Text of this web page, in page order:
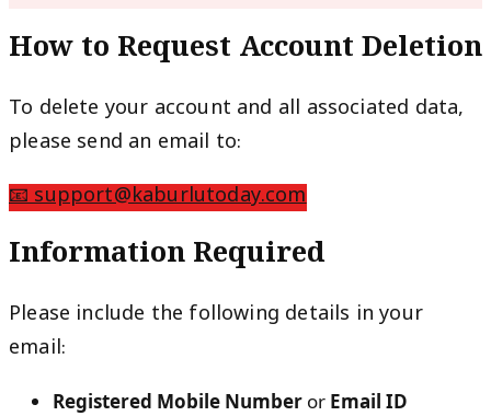
How to Request Account Deletion
To delete your account and all associated data,
please send an email to:
📧 support@kaburlutoday.com
Information Required
Please include the following details in your
email:
Registered Mobile Number or Email ID